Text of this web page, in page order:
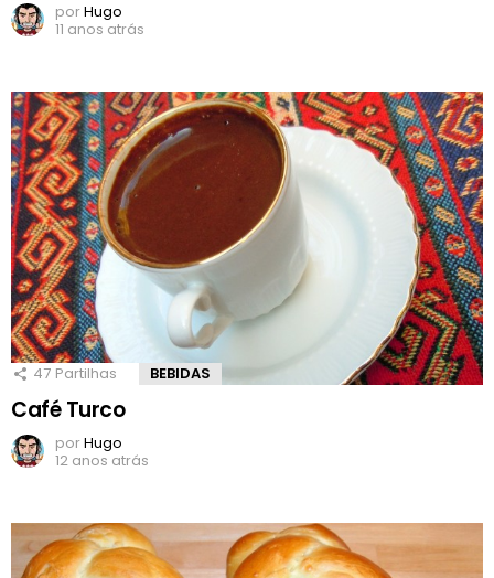
porHugo
11 anos atrás
47 Partilhas BEBIDAS
Café Turco
porHugo
12 anos atrás